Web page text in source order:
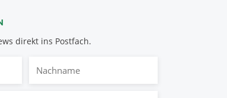
direkt ins Postfach.